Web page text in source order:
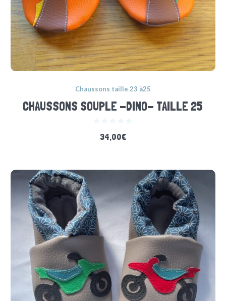
Chaussons taille 23 à25
CHAUSSONS SOUPLE -DINO- TAILLE 25
34,00€